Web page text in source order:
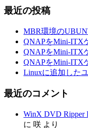
最近の投稿
MBR環境の
QNAPをMini-ITX
QNAPをMini-ITX
QNAPをMini-ITX
Linuxに追加した
最近のコメント
WinX DVD Ripper
に 咲 より